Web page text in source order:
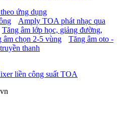
ứng dụng
Amply TOA phát nhạc qua
Tăng âm lớp học, giảng đường,
âm chọn 2-5 vùng
Tăng âm oto -
thanh
liền công suất TOA